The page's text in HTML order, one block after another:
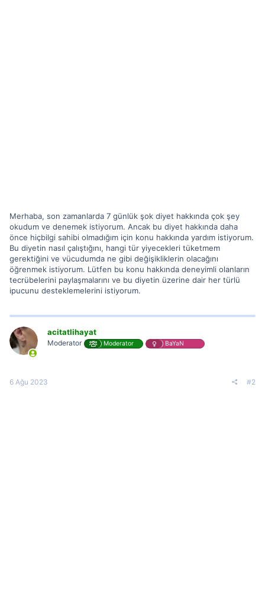
Merhaba, son zamanlarda 7 günlük şok diyet hakkında çok şey
okudum ve denemek istiyorum. Ancak bu diyet hakkında daha
önce hiçbilgi sahibi olmadığım için konu hakkında yardım istiyorum.
Bu diyetin nasıl çalıştığını, hangi tür yiyecekleri tüketmem
gerektiğini ve vücudumda ne gibi değişikliklerin olacağını
öğrenmek istiyorum. Lütfen bu konu hakkında deneyimli olanların
tecrübelerini paylaşmalarını ve bu diyetin üzerine dair her türlü
ipucunu desteklemelerini istiyorum.
acitatlihayat
Moderator Moderator BaYaN
6 Ağu 2023 #2